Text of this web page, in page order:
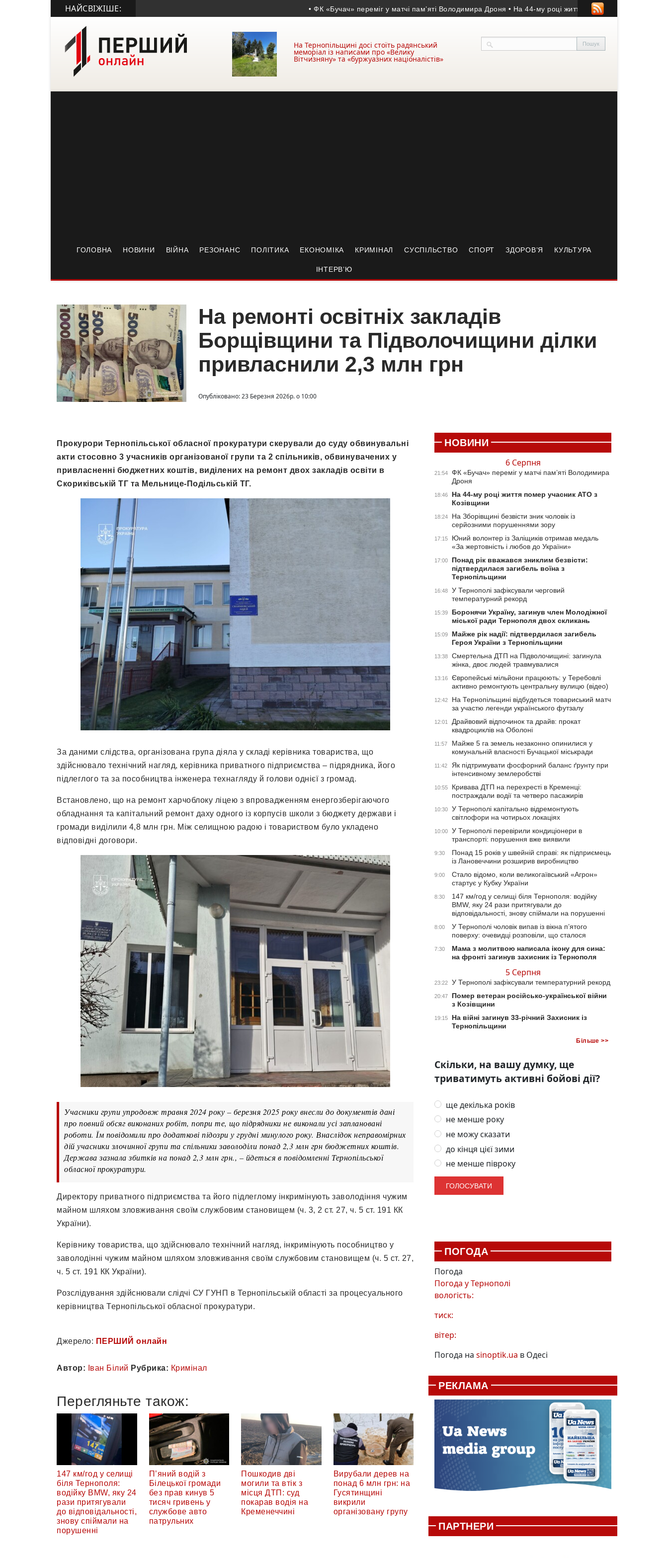
НАЙСВІЖІШЕ: • ФК «Бучач» переміг у матчі пам’яті Володимира Дроня • На 44-му році життя помер учасник АТО з Козівщини
На Тернопільщині досі стоїть радянський
меморіал із написами про «Велику
Вітчизняну» та «буржуазних націоналістів»
ГОЛОВНА НОВИНИ ВІЙНА РЕЗОНАНС ПОЛІТИКА ЕКОНОМІКА КРИМІНАЛ СУСПІЛЬСТВО СПОРТ ЗДОРОВ’Я КУЛЬТУРА
ІНТЕРВ’Ю
На ремонті освітніх закладів
Борщівщини та Підволочищини ділки
привласнили 2,3 млн грн
Опубліковано: 23 Березня 2026р. о 10:00
Прокурори Тернопільської обласної прокуратури скерували до суду обвинувальні
акти стосовно 3 учасників організованої групи та 2 спільників, обвинувачених у
привласненні бюджетних коштів, виділених на ремонт двох закладів освіти в
Скориківській ТГ та Мельнице-Подільській ТГ.
За даними слідства, організована група діяла у складі керівника товариства, що
здійснювало технічний нагляд, керівника приватного підприємства – підрядника, його
підлеглого та за пособництва інженера технагляду й голови однієї з громад.
Встановлено, що на ремонт харчоблоку ліцею з впровадженням енергозберігаючого
обладнання та капітальний ремонт даху одного із корпусів школи з бюджету держави і
громади виділили 4,8 млн грн. Між селищною радою і товариством було укладено
відповідні договори.
Учасники групи упродовж травня 2024 року – березня 2025 року внесли до документів дані
про повний обсяг виконаних робіт, попри те, що підрядники не виконали усі заплановані
роботи. Їм повідомили про додаткові підозри у грудні минулого року. Внаслідок неправомірних
дій учасники злочинної групи та спільники заволоділи понад 2,3 млн грн бюджетних коштів.
Держава зазнала збитків на понад 2,3 млн грн., – йдеться в повідомленні Тернопільської
обласної прокуратури.
Директору приватного підприємства та його підлеглому інкримінують заволодіння чужим
майном шляхом зловживання своїм службовим становищем (ч. 3, 2 ст. 27, ч. 5 ст. 191 КК
України).
Керівнику товариства, що здійснювало технічний нагляд, інкримінують пособництво у
заволодінні чужим майном шляхом зловживання своїм службовим становищем (ч. 5 ст. 27,
ч. 5 ст. 191 КК України).
Розслідування здійснювали слідчі СУ ГУНП в Тернопільській області за процесуального
керівництва Тернопільської обласної прокуратури.
Джерело: ПЕРШИЙ онлайн
Автор: Іван Білий Рубрика: Кримінал
Перегляньте також:
147 км/год у селищі
біля Тернополя:
водійку BMW, яку 24
рази притягували
до відповідальності,
знову спіймали на
порушенні
П’яний водій з
Білецької громади
без прав кинув 5
тисяч гривень у
службове авто
патрульних
Пошкодив дві
могили та втік з
місця ДТП: суд
покарав водія на
Кременеччині
Вирубали дерев на
понад 6 млн грн: на
Гусятинщині
викрили
організовану групу
НОВИНИ
6 Серпня
21:54
ФК «Бучач» переміг у матчі пам’яті Володимира
Дроня
18:46
На 44-му році життя помер учасник АТО з
Козівщини
18:24
На Зборівщині безвісти зник чоловік із
серйозними порушеннями зору
17:15
Юний волонтер із Заліщиків отримав медаль
«За жертовність і любов до України»
17:00
Понад рік вважався зниклим безвісти:
підтвердилася загибель воїна з
Тернопільщини
16:48
У Тернополі зафіксували черговий
температурний рекорд
15:39
Боронячи Україну, загинув член Молодіжної
міської ради Тернополя двох скликань
15:09
Майже рік надії: підтвердилася загибель
Героя України з Тернопільщини
13:38
Смертельна ДТП на Підволочищині: загинула
жінка, двоє людей травмувалися
13:16
Європейські мільйони працюють: у Теребовлі
активно ремонтують центральну вулицю (відео)
12:42
На Тернопільщині відбудеться товариський матч
за участю легенди українського футзалу
12:01
Драйвовий відпочинок та драйв: прокат
квадроциклів на Оболоні
11:57
Майже 5 га земель незаконно опинилися у
комунальній власності Бучацької міськради
11:42
Як підтримувати фосфорний баланс ґрунту при
інтенсивному землеробстві
10:55
Кривава ДТП на перехресті в Кременці:
постраждали водії та четверо пасажирів
10:30
У Тернополі капітально відремонтують
світлофори на чотирьох локаціях
10:00
У Тернополі перевірили кондиціонери в
транспорті: порушення вже виявили
9:30
Понад 15 років у швейній справі: як підприємець
із Лановеччини розширив виробництво
9:00
Стало відомо, коли великогаївський «Агрон»
стартує у Кубку України
8:30
147 км/год у селищі біля Тернополя: водійку
BMW, яку 24 рази притягували до
відповідальності, знову спіймали на порушенні
8:00
У Тернополі чоловік випав із вікна п’ятого
поверху: очевидці розповіли, що сталося
7:30
Мама з молитвою написала ікону для сина:
на фронті загинув захисник із Тернополя
5 Серпня
23:22 У Тернополі зафіксували температурний рекорд
20:47
Помер ветеран російсько-української війни
з Козівщини
19:15
На війні загинув 33-річний Захисник із
Тернопільщини
Більше >>
Скільки, на вашу думку, ще
триватимуть активні бойові дії?
ще декілька років
не менше року
не можу сказати
до кінця цієї зими
не менше півроку
ПОГОДА
Погода
Погода уТернополі
вологість:
тиск:
вітер:
Погода на sinoptik.ua в Одесі
РЕКЛАМА
ПАРТНЕРИ